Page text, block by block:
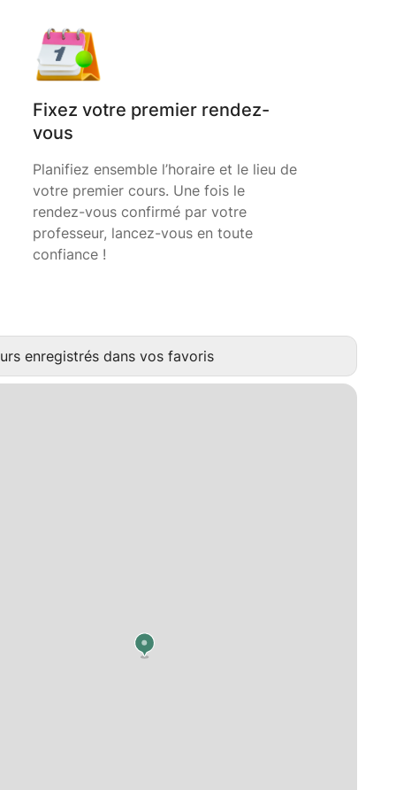
Fixez votre premier rendez-
vous
Planifiez ensemble l’horaire et le lieu de
votre premier cours. Une fois le
rendez-vous confirmé par votre
professeur, lancez-vous en toute
confiance !
enregistrés dans vos favoris